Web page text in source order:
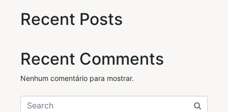
Recent Posts
Recent Comments
Nenhum comentário para mostrar.